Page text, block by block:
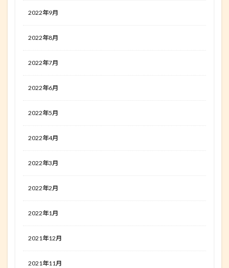
2022年9月
2022年8月
2022年7月
2022年6月
2022年5月
2022年4月
2022年3月
2022年2月
2022年1月
2021年12月
2021年11月